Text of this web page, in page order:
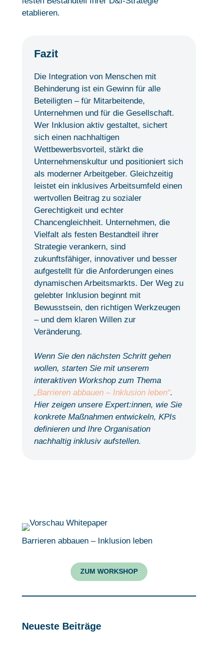
Barrieren abbauen – Inklusion leben
ZUM WORKSHOP
Neueste Beiträge
etablieren.
Fazit
Die Integration von Menschen mit
Behinderung ist ein Gewinn für alle
Beteiligten – für Mitarbeitende,
Unternehmen und für die Gesellschaft.
Wer Inklusion aktiv gestaltet, sichert
sich einen nachhaltigen
Wettbewerbsvorteil, stärkt die
Unternehmenskultur und positioniert sich
als moderner Arbeitgeber. Gleichzeitig
leistet ein inklusives Arbeitsumfeld einen
wertvollen Beitrag zu sozialer
Gerechtigkeit und echter
Chancengleichheit. Unternehmen, die
Vielfalt als festen Bestandteil ihrer
Strategie verankern, sind
zukunftsfähiger, innovativer und besser
aufgestellt für die Anforderungen eines
dynamischen Arbeitsmarkts. Der Weg zu
gelebter Inklusion beginnt mit
Bewusstsein, den richtigen Werkzeugen
– und dem klaren Willen zur
Veränderung.
Wenn Sie den nächsten Schritt gehen
wollen, starten Sie mit unserem
interaktiven Workshop zum Thema
„Barrieren abbauen – Inklusion leben“.
Hier zeigen unsere Expert:innen, wie Sie
konkrete Maßnahmen entwickeln, KPIs
definieren und Ihre Organisation
nachhaltig inklusiv aufstellen.